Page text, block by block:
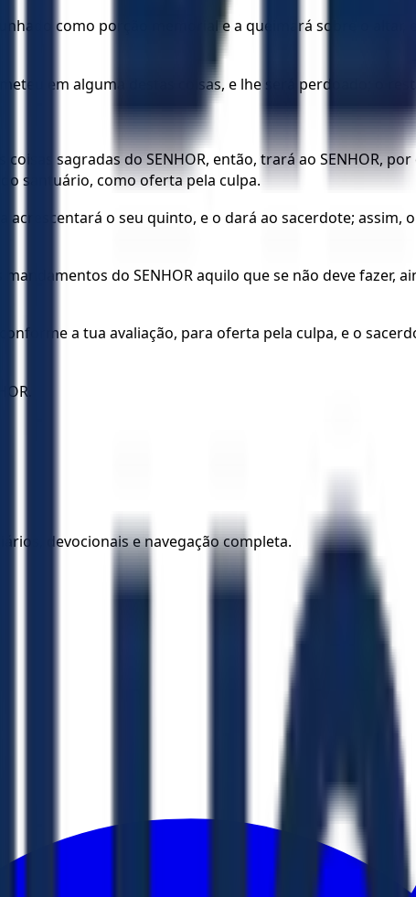
como porção memorial e a queimará sobre o altar,
em alguma destas coisas, e lhe será perdoado; o
sagradas do SENHOR, então, trará ao SENHOR,
santuário, como oferta pela culpa.
acrescentará o seu quinto, e o dará ao sacerdote;
do SENHOR aquilo que se não deve fazer,
a tua avaliação, para oferta pela culpa, e o
devocionais e navegação completa.